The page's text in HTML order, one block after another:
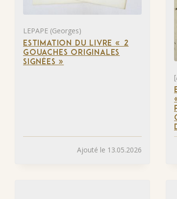
LEPAPE (Georges)
ESTIMATION DU LIVRE « 2
GOUACHES ORIGINALES
SIGNÉES »
Ajouté le 13.05.2026